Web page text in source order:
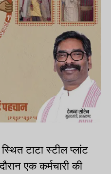
टाटा स्टील प्लांट
एक कर्मचारी की